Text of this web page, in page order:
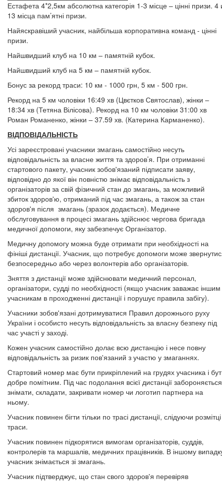
Естафета 4*2,5км абсолютна категорія 1-3 місце – цінні призи. 4
13 місца пам’ятні призи.
Найяскравіший учасник, найбільша корпоративна команд - цінні
призи.
Найшвидший клуб на 10 км – памятній кубок.
Найшвидший клуб на 5 км – памятній кубок.
Бонус за рекорд траси: 10 км - 1000 грн, 5 км - 500 грн.
Рекорд на 5 км чоловіки 16:49 хв (Цвєтков Святослав), жінки –
18:34 хв (Тетяна Вілісова). Рекорд на 10 км чоловіки 31:00 хв
Роман Романенко, жінки – 37.59 хв. (Катерина Карманенко).
ВІДПОВІДАЛЬНІСТЬ
Усі зареєстровані учасники змагань самостійно несуть
відповідальність за власне життя та здоров’я. При отриманні
стартового пакету, учасник зобов'язаний підписати заяву,
відповідно до якої він повністю знімає відповідальність з
організаторів за свій фізичний стан до змагань, за можливий
збиток здоров'ю, отриманий під час змагань, а також за стан
здоров'я після змагань (зразок додається). Медичне
обслуговування в процесі змагань здійснює чергова бригада
медичної допомоги, яку забезпечує Організатор.
Медичну допомогу можна буде отримати при необхідності на
фініші дистанції. Учасник, що потребує допомоги може
безпосередньо або через волонтерів або організаторів.
Зняття з дистанції може здійснювати медичний персонал,
організатори, судді по необхідності (якщо учасник заважає іншим
учасникам в проходженні дистанції і порушує правила забігу).
Учасники зобов'язані дотримуватися Правил дорожнього руху
України і особисто несуть відповідальність за власну безпеку під
час участі у заході.
Кожен учасник самостійно долає всю дистанцію і несе повну
відповідальність за ризик пов'язаний з участю у змаганнях.
Стартовий номер має бути прикріплений на грудях учасника і
добре помітним. Під час подолання всієї дистанції забороняється
знімати, складати, закривати номер чи логотип партнера на
ньому.
Учасник повинен бігти тільки по трасі дистанції, слідуючи розмітці
траси.
Учасник повинен підкорятися вимогам організаторів, суддів,
контролерів та маршалів, медичних працівників. В іншому
учасник знімається зі змагань.
Учасник підтверджує, що стан свого здоров'я перевіряв